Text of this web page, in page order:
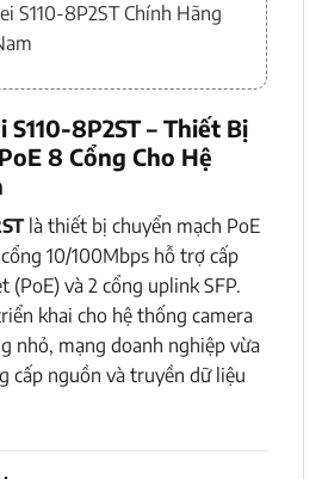
S110-8P2ST Chính Hãng
8P2ST – Thiết Bị
8 Cổng Cho Hệ
là thiết bị chuyển mạch PoE
10/100Mbps hỗ trợ cấp
(PoE) và 2 cổng uplink SFP.
khai cho hệ thống camera
nhỏ, mạng doanh nghiệp vừa
cấp nguồn và truyền dữ liệu